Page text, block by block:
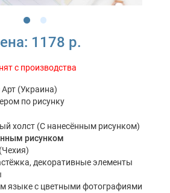
1178 р.
с производства
(Украина)
по рисунку
холст (С нанесённым рисунком)
рисунком
декоративные элементы
языке с цветными фотографиями